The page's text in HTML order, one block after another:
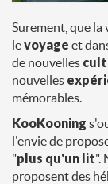
Surement, que la
levoyage et
de nouvelles
nouvelles
mémorables.
KooKooning
l'envie de
"plus qu'un lit".
proposent des